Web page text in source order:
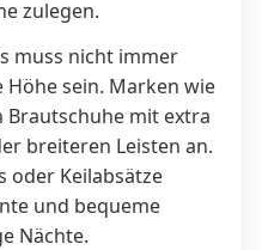
zulegen.
muss nicht immer
sein. Marken wie
Brautschuhe mit extra
breiteren Leisten an.
oder Keilabsätze
und bequeme
Nächte.